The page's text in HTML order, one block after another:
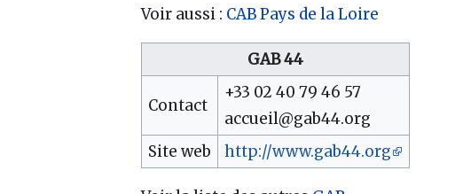
Voir aussi : CAB Pays de la Loire
GAB 44
Contact
+33 02 40 79 46 57
accueil@gab44.org
Site web
http://www.gab44.org